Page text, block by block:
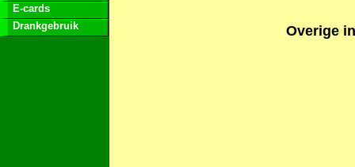
E-cards
Drankgebruik
Overige